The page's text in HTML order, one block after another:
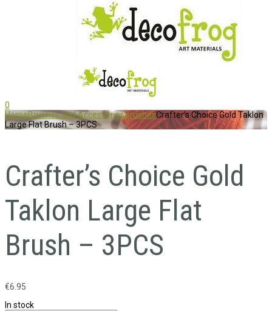
0
HomeBrushes and AccessoriesBrushesCrafter’s Choice Gold Taklon
Large Flat Brush – 3PCS
Crafter’s Choice Gold
Taklon Large Flat
Brush – 3PCS
€6.95
In stock